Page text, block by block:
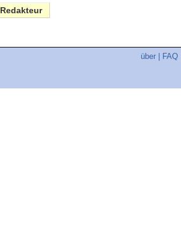
Redakteur
über FAQ